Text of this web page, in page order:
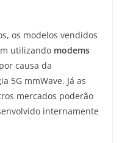
os modelos vendidos
utilizando modems
causa da
5G mmWave. Já as
mercados poderão
internamente